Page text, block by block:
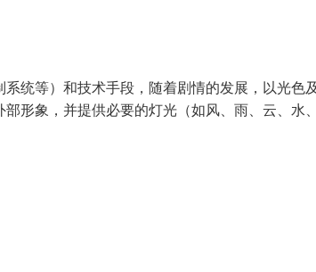
统等）和技术手段，随着剧情的发展，以光色
形象，并提供必要的灯光（如风、雨、云、水